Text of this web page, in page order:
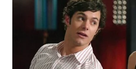
TANGERANG
WN
BINJAI